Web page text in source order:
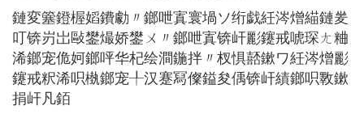
鏈変簺鐙楃嫍鐨勮〃鎯呭寘寰堝ソ绗戯紝涔熷緢鏈夎
叮锛岃岀敺鐢熶娇鐢ㄨ〃鎯呭寘锛屽彲鑳戒唬琛ㄤ粬
浠鎯宠佹妸鎯呯华杞绘澗鍦拌〃杈惧嚭鏉ワ紝涔熷彲
鑳戒粎浠呮槸鎯宠╀汉蹇冩儏鎰夋偊锛屽績鎯呮斁鏉
捐屽凡銆